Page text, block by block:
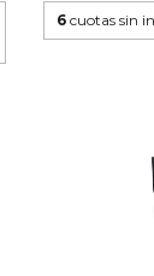
6 cuotas sin